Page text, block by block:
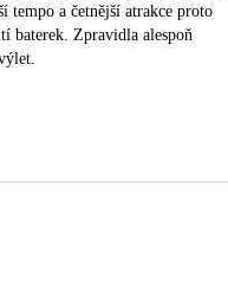
tempo a četnější atrakce proto
baterek. Zpravidla alespoň